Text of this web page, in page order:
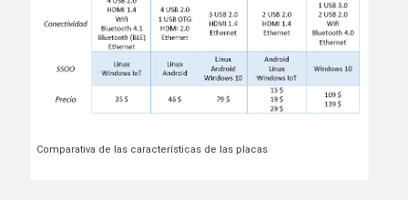
Comparativa de las características de las placas